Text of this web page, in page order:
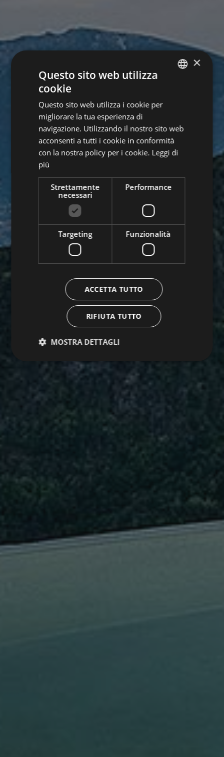
×
Questo sito web utilizza
cookie
Questo sito web utilizza i cookie per
migliorare la tua esperienza di
navigazione. Utilizzando il nostro sito web
acconsenti a tutti i cookie in conformità
con la nostra policy per i cookie. Leggi di
più
Strettamente
necessari
Performance
Targeting Funzionalità
ACCETTA TUTTO
RIFIUTA TUTTO
MOSTRA DETTAGLI